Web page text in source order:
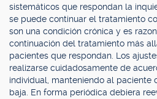
sistemáticos que respondan la
se puede continuar el tratamiento
son una condición crónica y es
continuación del tratamiento más
pacientes que respondan. Los
realizarse cuidadosamente de
individual, manteniendo al paciente
baja. En forma periódica debiera